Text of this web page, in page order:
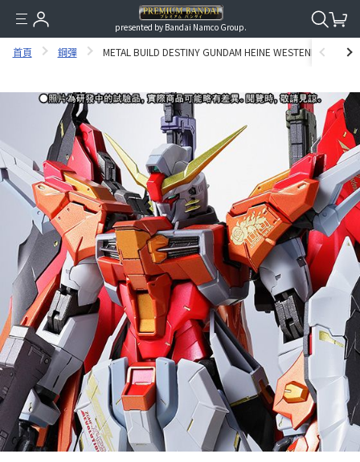
presented by Bandai Namco Group.
首頁 鋼彈 METAL BUILD DESTINY GUNDAM HEINE WESTENFLUSS